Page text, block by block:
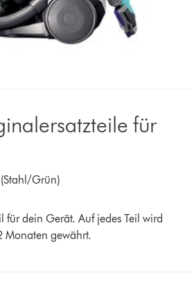
für
Grün)
für dein Gerät. Auf jedes Teil wird
Monaten gewährt.